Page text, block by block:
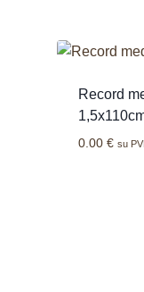
Record
0.00 € su